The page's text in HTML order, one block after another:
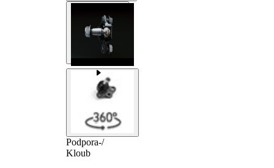
Podpora-/
Kloub